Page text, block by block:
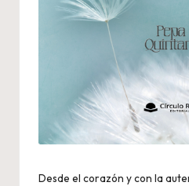
Desde el corazón y con la